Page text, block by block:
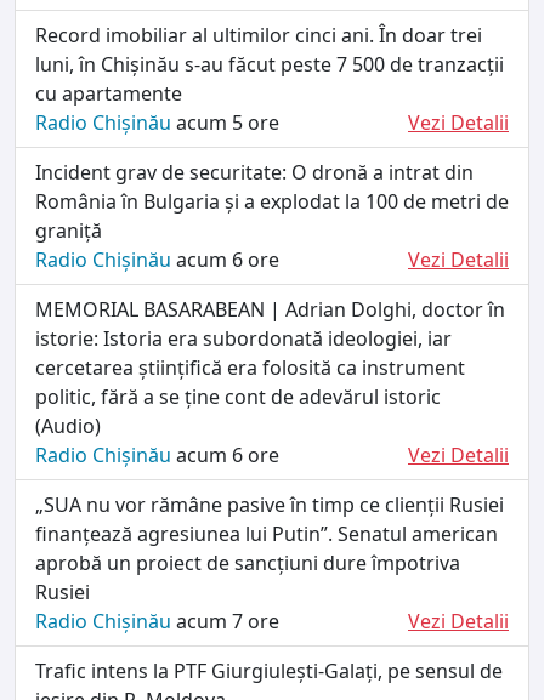
Record imobiliar al ultimilor cinci ani. În doar trei
luni, în Chișinău s-au făcut peste 7 500 de tranzacții
cu apartamente
Radio Chișinău acum 5 ore
Vezi Detalii
Incident grav de securitate: O dronă a intrat din
România în Bulgaria și a explodat la 100 de metri de
graniță
Radio Chișinău acum 6 ore
Vezi Detalii
MEMORIAL BASARABEAN | Adrian Dolghi, doctor în
istorie: Istoria era subordonată ideologiei, iar
cercetarea științifică era folosită ca instrument
politic, fără a se ține cont de adevărul istoric
(Audio)
Radio Chișinău acum 6 ore
Vezi Detalii
„SUA nu vor rămâne pasive în timp ce clienții Rusiei
finanțează agresiunea lui Putin”. Senatul american
aprobă un proiect de sancțiuni dure împotriva
Rusiei
Radio Chișinău acum 7 ore
Vezi Detalii
Trafic intens la PTF Giurgiulești-Galați, pe sensul de